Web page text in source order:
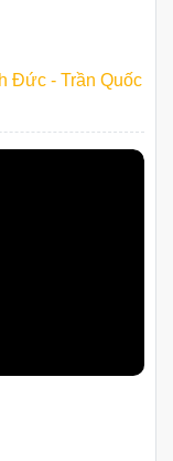
Đức - Trần Quốc